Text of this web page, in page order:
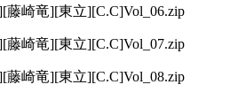
崎竜][東立][C.C]Vol_06.zip
崎竜][東立][C.C]Vol_07.zip
崎竜][東立][C.C]Vol_08.zip